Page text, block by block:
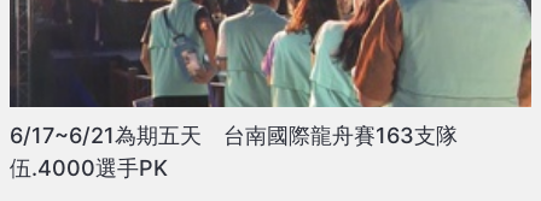
6/17~6/21為期五天 台南國際龍舟賽163支隊
伍.4000選手PK